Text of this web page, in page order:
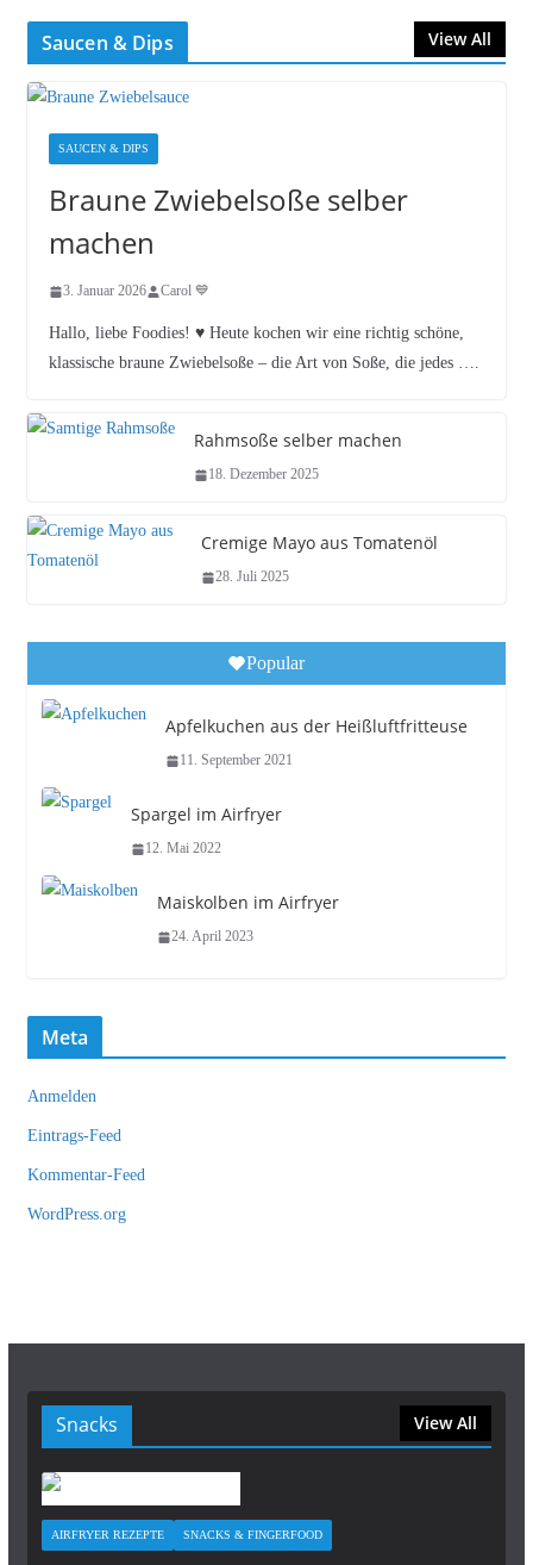
Saucen & Dips View All
SAUCEN & DIPS
Braune Zwiebelsoße selber
machen
3. Januar 2026 Carol 💙
Hallo, liebe Foodies! ♥︎ Heute kochen wir eine richtig schöne,
klassische braune Zwiebelsoße – die Art von Soße, die jedes ….
Rahmsoße selber machen
18. Dezember 2025
Cremige Mayo aus Tomatenöl
28. Juli 2025
Popular
Apfelkuchen aus der Heißluftfritteuse
11. September 2021
Spargel im Airfryer
12. Mai 2022
Maiskolben im Airfryer
24. April 2023
Meta
Anmelden
Eintrags-Feed
Kommentar-Feed
WordPress.org
Snacks View All
AIRFRYER REZEPTE SNACKS & FINGERFOOD